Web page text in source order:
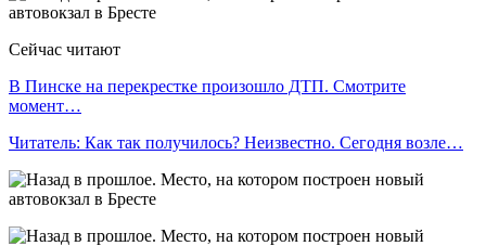
Сейчас читают
В Пинске на перекрестке произошло ДТП. Смотрите
момент…
Читатель: Как так получилось? Неизвестно. Сегодня возле…